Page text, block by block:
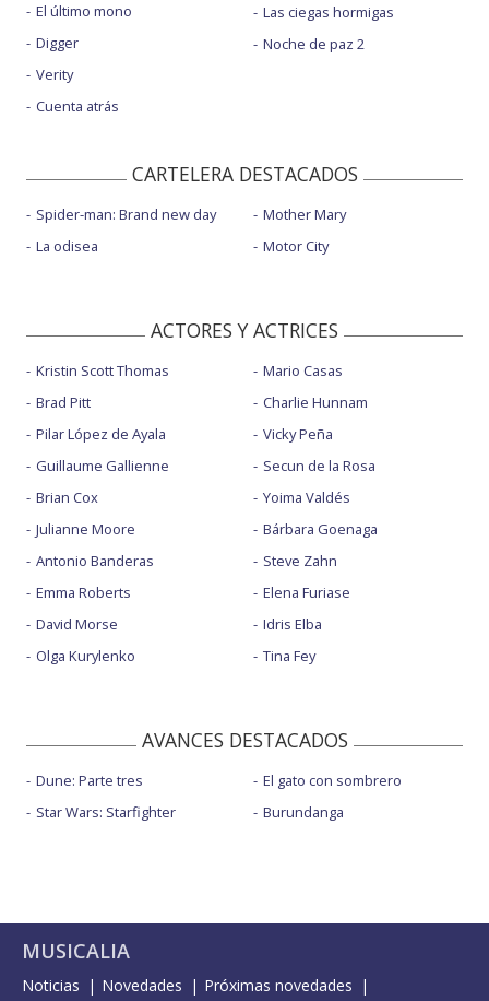
El último mono
Digger
Verity
Cuenta atrás
Las ciegas hormigas
Noche de paz 2
CARTELERA DESTACADOS
Spider-man: Brand new day
La odisea
Mother Mary
Motor City
ACTORES Y ACTRICES
Kristin Scott Thomas
Brad Pitt
Pilar López de Ayala
Guillaume Gallienne
Brian Cox
Julianne Moore
Antonio Banderas
Emma Roberts
David Morse
Olga Kurylenko
Mario Casas
Charlie Hunnam
Vicky Peña
Secun de la Rosa
Yoima Valdés
Bárbara Goenaga
Steve Zahn
Elena Furiase
Idris Elba
Tina Fey
AVANCES DESTACADOS
Dune: Parte tres
Star Wars: Starfighter
El gato con sombrero
Burundanga
MUSICALIA
Noticias Novedades
Próximas novedades